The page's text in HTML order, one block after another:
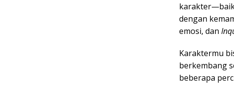
karakter—baik
dengan
emosi, dan
Karaktermu
berkembang
beberapa